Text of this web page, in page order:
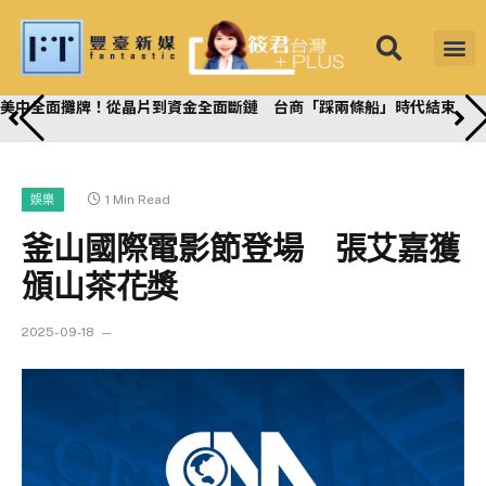
美中全面攤牌！從晶片到資金全面斷鏈 台商「踩兩條船」時代結束
娛樂 1 Min Read
釜山國際電影節登場 張艾嘉獲
頒山茶花獎
2025-09-18